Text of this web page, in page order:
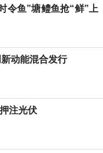
令鱼”塘鳢鱼抢“鲜”上
动能混合发行
注光伏